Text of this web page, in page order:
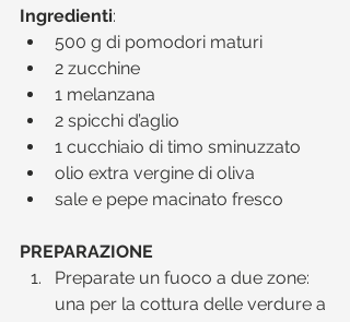
Ingredienti:​
500 g di pomodori maturi
2 zucchine
1 melanzana
2 spicchi d’aglio
1 cucchiaio di timo sminuzzato
olio extra vergine di oliva
sale e pepe macinato fresco
PREPARAZIONE
Preparate un fuoco a due zone:
una per la cottura delle verdure a